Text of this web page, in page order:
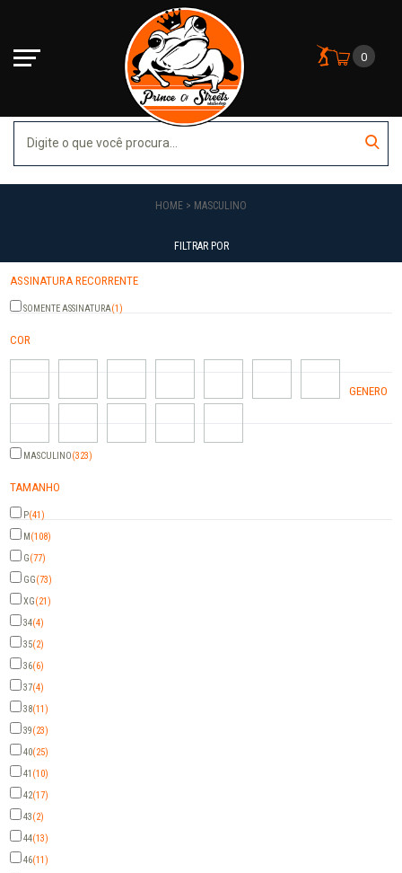
0
HOME MASCULINO
FILTRAR POR
ASSINATURA RECORRENTE
SOMENTE ASSINATURA(1)
COR
GENERO
MASCULINO(323)
TAMANHO
P(41)
M(108)
G(77)
GG(73)
XG(21)
34(4)
35(2)
36(6)
37(4)
38(11)
39(23)
40(25)
41 (10)
42(17)
43(2)
44(13)
46(11)